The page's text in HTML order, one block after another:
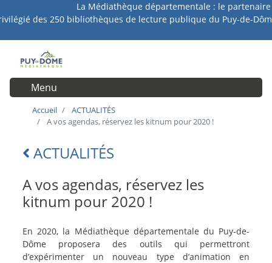
Aller
au
La Médiathèque départementale : le partenaire
des 250 bibliothèques de lecture publique du Puy-de-
User account menu
Menu
Accueil
ACTUALITÉS
A vos agendas, réservez les kitnum pour 2020 !
LienACTUALITÉS
A vos agendas, réservez les
kitnum pour 2020 !
intro-
actu
En 2020, la Médiathèque départementale du Puy-de-
Dôme proposera des outils qui permettront
d’expérimenter un nouveau type d’animation en